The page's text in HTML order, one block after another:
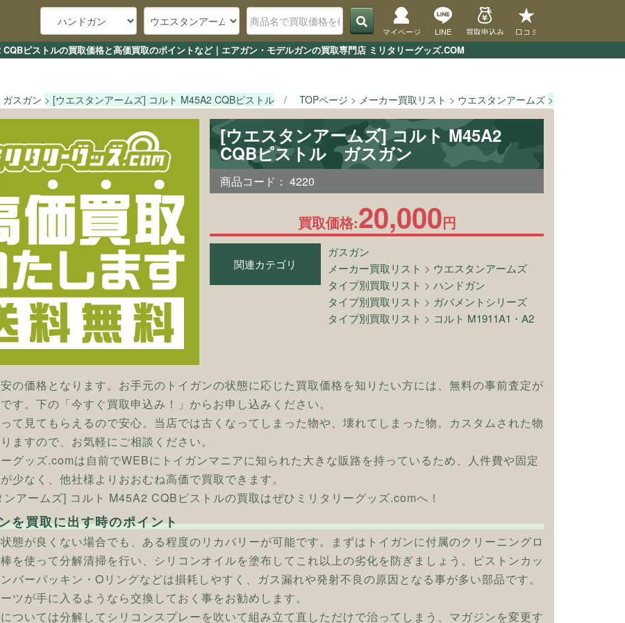
ピストルの買取価格と高価買取のポイントなど｜エアガン・モデルガンの買取専門店 ミリタリーグッズ.COM
マイページ LINE 買取申込み 口コミ
ガスガン [ウエスタンアームズ] コルト M45A2 CQBピストル TOPページ メーカー買取リスト ウエスタンアームズ
[ウエスタンアームズ] コルト M45A2
CQBピストル ガスガン
商品コード： 4220
買取価格:20,000円
関連カテゴリ
ガスガン
メーカー買取リスト > ウエスタンアームズ
タイプ別買取リスト >ハンドガン
タイプ別買取リスト > ガバメントシリーズ
タイプ別買取リスト > コルト M1911A1・A2
の価格となります。お手元のトイガンの状態に応じた買取価格を知りたい方には、無料の事前査定が
す。下の「今すぐ買取申込み！」からお申し込みください。
て見てもらえるので安心。当店では古くなってしまった物や、壊れてしまった物。カスタムされた物
ますので、お気軽にご相談ください。
グッズ.comは自前でWEBにトイガンマニアに知られた大きな販路を持っているため、人件費や固定
少なく、他社様よりおおむね高価で買取できます。
ンアームズ] コルト M45A2 CQBピストルの買取はぜひミリタリーグッズ.comへ！
を買取に出す時のポイント
態が良くない場合でも、ある程度のリカバリーが可能です。まずはトイガンに付属のクリーニングロ
を使って分解清掃を行い、シリコンオイルを塗布してこれ以上の劣化を防ぎましょう。ピストンカッ
バーパッキン・Oリングなどは損耗しやすく、ガス漏れや発射不良の原因となる事が多い部品です。
ツが手に入るようなら交換しておく事をお勧めします。
ついては分解してシリコンスプレーを吹いて組み立て直しただけで治ってしまう、マガジンを変更す